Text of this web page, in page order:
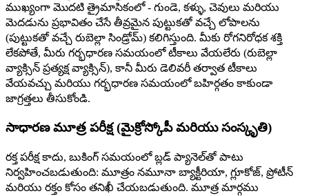
ముఖ్యంగా మొదటి త్రైమాసికంలో - గుండె, కళ్ళు, చెవులు మరియు
మెదడును ప్రభావితం చేసే తీవ్రమైన పుట్టుకతో వచ్చే లోపాలను
(పుట్టుకతో వచ్చే రుబెల్లా సిండ్రోమ్) కలిగిస్తుంది. మీకు రోగనిరోధక శక్తి
లేకపోతే, మీరు గర్భధారణ సమయంలో టీకాలు వేయలేరు (రుబెల్లా
వ్యాక్సిన్ ప్రత్యక్ష వ్యాక్సిన్), కానీ మీరు డెలివరీ తర్వాత టీకాలు
వేయవచ్చు మరియు గర్భధారణ సమయంలో బహిర్గతం కాకుండా
జాగ్రత్తలు తీసుకోండి.
సాధారణ మూత్ర పరీక్ష (మైక్రోస్కోపీ మరియు సంస్కృతి)
రక్త పరీక్ష కాదు, బుకింగ్ సమయంలో బ్లడ్ ప్యానెల్‌తో పాటు
నిర్వహించబడుతుంది: మూత్రం నమూనా బ్యాక్టీరియా, గ్లూకోజ్, ప్రోటీన్
మరియు రక్తం కోసం తనిఖీ చేయబడుతుంది. మూత్ర మార్గము